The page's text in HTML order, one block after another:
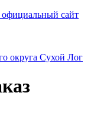
сайт
округа Сухой Лог